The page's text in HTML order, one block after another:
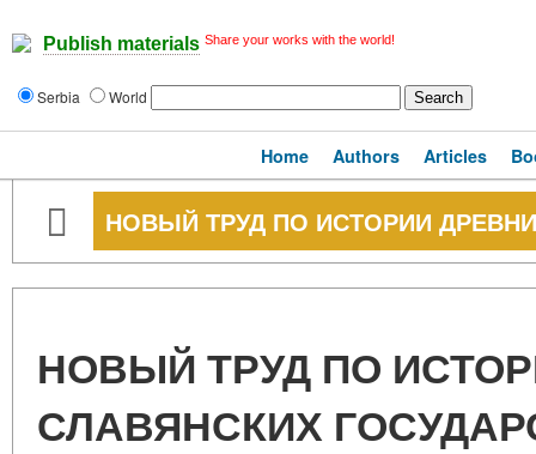
Publish materials Share your works with the world!
Serbia World
Home Authors Articles
НОВЫЙ ТРУД ПО ИСТОРИИ
НОВЫЙ ТРУД ПО
СЛАВЯНСКИХ